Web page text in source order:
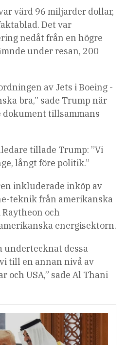
värd 96 miljarder dollar,
Det var
nedåt från en högre
under resan, 200
av Jets i Boeing -
bra,” sade Trump när
tillsammans
tillade Trump: ”Vi
långt före politik.”
inkluderade inköp av
teknik från amerikanska
och
energisektorn.
undertecknat dessa
till en annan nivå av
och USA,” sade Al Thani